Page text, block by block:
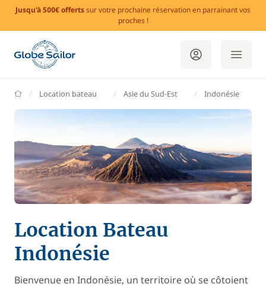
Jusqu'à 500€ offertssur votre prochaine réservation en parrainant vos
proches !
GlobeSailor
Location bateau Asie du Sud-Est Indonésie
Location Bateau
Indonésie
Bienvenue en Indonésie, un territoire où se côtoient